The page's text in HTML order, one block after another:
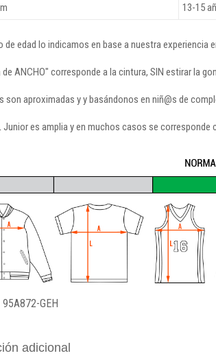
13-15
de edad lo indicamos en base a nuestra experiencia
ANCHO" corresponde a la cintura, SIN estirar la
son aproximadas y y basándonos en niñ@s de
Junior es amplia y en muchos casos se corresponde
95A872-GEH
adicional